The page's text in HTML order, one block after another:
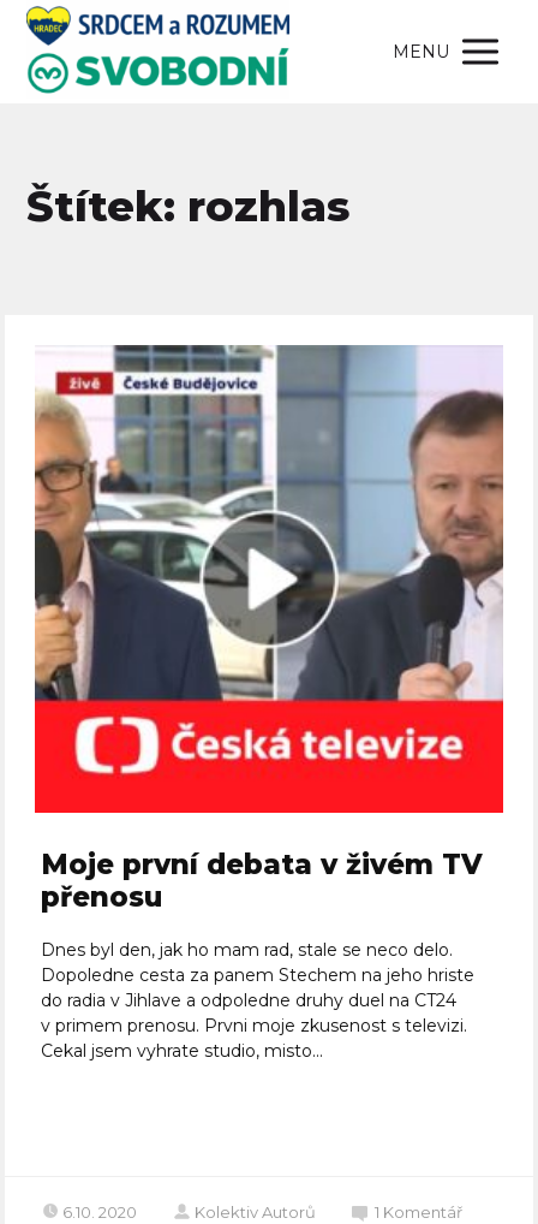
MENU
Štítek: rozhlas
Moje první debata v živém TV
přenosu
Dnes byl den, jak ho mam rad, stale se neco delo.
Dopoledne cesta za panem Stechem na jeho hriste
do radia v Jihlave a odpoledne druhy duel na CT24
v primem prenosu. Prvni moje zkusenost s televizi.
Cekal jsem vyhrate studio, misto...
6.10. 2020 Kolektiv Autorů 1 Komentář